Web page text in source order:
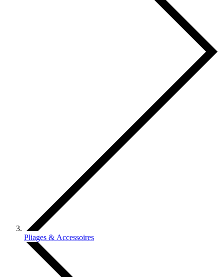
Pliages & Accessoires